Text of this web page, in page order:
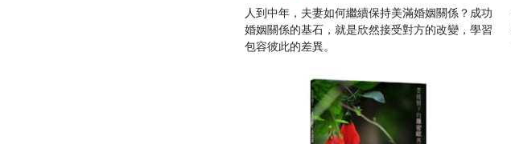
人到中年，夫妻如何繼續保持美滿婚姻關係？成功
婚姻關係的基石，就是欣然接受對方的改變，學習
包容彼此的差異。